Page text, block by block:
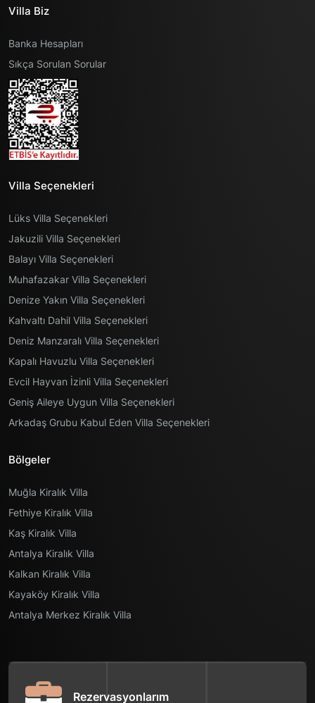
Villa Biz
Banka Hesapları
Sıkça Sorulan Sorular
Villa Seçenekleri
Lüks Villa Seçenekleri
Jakuzili Villa Seçenekleri
Balayı Villa Seçenekleri
Muhafazakar Villa Seçenekleri
Denize Yakın Villa Seçenekleri
Kahvaltı Dahil Villa Seçenekleri
Deniz Manzaralı Villa Seçenekleri
Kapalı Havuzlu Villa Seçenekleri
Evcil Hayvan İzinli Villa Seçenekleri
Geniş Aileye Uygun Villa Seçenekleri
Arkadaş Grubu Kabul Eden Villa Seçenekleri
Bölgeler
Muğla Kiralık Villa
Fethiye Kiralık Villa
Kaş Kiralık Villa
Antalya Kiralık Villa
Kalkan Kiralık Villa
Kayaköy Kiralık Villa
Antalya Merkez Kiralık Villa
Rezervasyonlarım